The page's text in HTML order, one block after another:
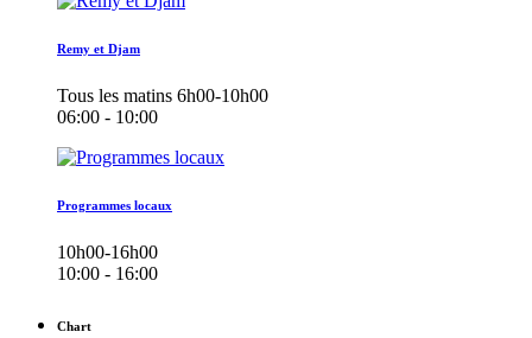
Remy et Djam
Tous les matins 6h00-10h00
06:00 - 10:00
Programmes locaux
10h00-16h00
10:00 - 16:00
Chart